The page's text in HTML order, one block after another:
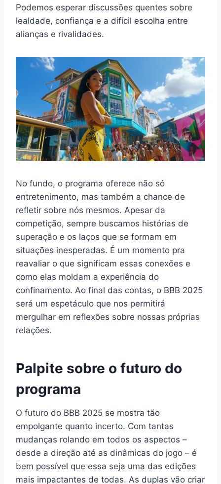
Podemos esperar discussões quentes sobre
lealdade, confiança e a difícil escolha entre
alianças e rivalidades.
No fundo, o programa oferece não só
entretenimento, mas também a chance de
refletir sobre nós mesmos. Apesar da
competição, sempre buscamos histórias de
superação e os laços que se formam em
situações inesperadas. É um momento pra
reavaliar o que significam essas conexões e
como elas moldam a experiência do
confinamento. Ao final das contas, o BBB 2025
será um espetáculo que nos permitirá
mergulhar em reflexões sobre nossas próprias
relações.
Palpite sobre o futuro do
programa
O futuro do BBB 2025 se mostra tão
empolgante quanto incerto. Com tantas
mudanças rolando em todos os aspectos –
desde a direção até as dinâmicas do jogo – é
bem possível que essa seja uma das edições
mais impactantes de todas. As duplas vão criar